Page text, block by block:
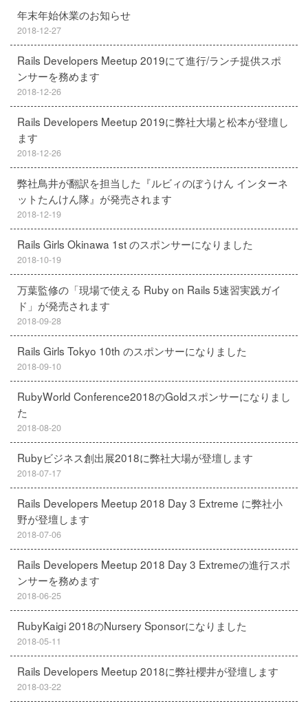
年末年始休業のお知らせ
2018-12-27
Rails Developers Meetup 2019にて進行/ランチ提供スポ
ンサーを務めます
2018-12-26
Rails Developers Meetup 2019に弊社大場と松本が登壇し
ます
2018-12-26
弊社鳥井が翻訳を担当した『ルビィのぼうけん インターネ
ットたんけん隊』が発売されます
2018-12-19
Rails Girls Okinawa 1st のスポンサーになりました
2018-10-19
万葉監修の「現場で使える Ruby on Rails 5速習実践ガイ
ド」が発売されます
2018-09-28
Rails Girls Tokyo 10th のスポンサーになりました
2018-09-10
RubyWorld Conference2018のGoldスポンサーになりまし
た
2018-08-20
Rubyビジネス創出展2018に弊社大場が登壇します
2018-07-17
Rails Developers Meetup 2018 Day 3 Extreme に弊社小
野が登壇します
2018-07-06
Rails Developers Meetup 2018 Day 3 Extremeの進行スポ
ンサーを務めます
2018-06-25
RubyKaigi 2018のNursery Sponsorになりました
2018-05-11
Rails Developers Meetup 2018に弊社櫻井が登壇します
2018-03-22